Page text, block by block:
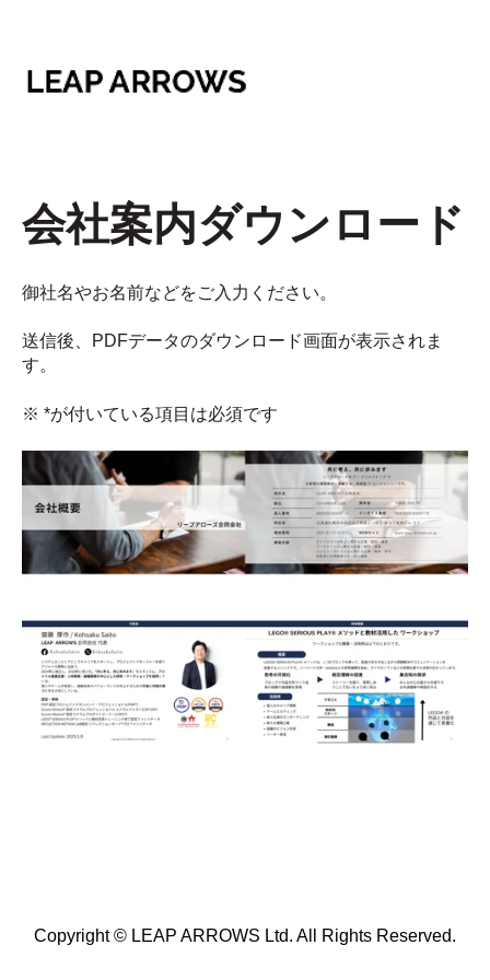
会社案内ダウンロード
御社名やお名前などをご入力ください。
送信後、PDFデータのダウンロード画面が表示されま
す。
※ *が付いている項目は必須です
Copyright © LEAP ARROWS Ltd. All Rights Reserved.